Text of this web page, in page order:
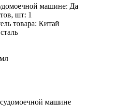
машине: Да
шт: 1
товара: Китай
машине